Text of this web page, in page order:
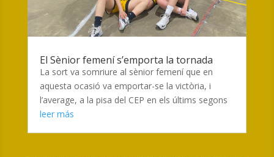
El Sènior femení s’emporta la tornada
La sort va somriure al sènior femení que en
aquesta ocasió va emportar-se la victòria, i
l’average, a la pisa del CEP en els últims segons
leer más